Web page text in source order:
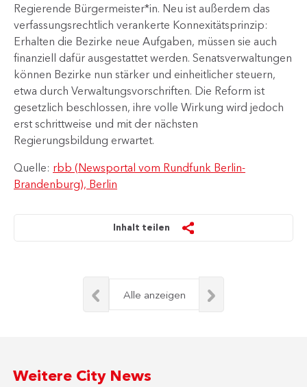
Regierende Bürgermeister*in. Neu ist außerdem das
verfassungsrechtlich verankerte Konnexitätsprinzip:
Erhalten die Bezirke neue Aufgaben, müssen sie auch
finanziell dafür ausgestattet werden. Senatsverwaltungen
können Bezirke nun stärker und einheitlicher steuern,
etwa durch Verwaltungsvorschriften. Die Reform ist
gesetzlich beschlossen, ihre volle Wirkung wird jedoch
erst schrittweise und mit der nächsten
Regierungsbildung erwartet.
Quelle: rbb (Newsportal vom Rundfunk Berlin-
Brandenburg), Berlin
Inhalt teilen
Alle anzeigen
Weitere City News